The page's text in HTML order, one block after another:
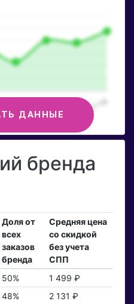
ДАННЫЕ
бренда
Доля от
всех
заказов
бренда
Средняя цена
со скидкой
без учета
СПП
50%
1 499 ₽
48%
2 131 ₽